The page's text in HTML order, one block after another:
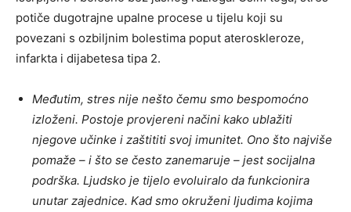
potiče dugotrajne upalne procese u tijelu koji su
povezani s ozbiljnim bolestima poput ateroskleroze,
infarkta i dijabetesa tipa 2.
Međutim, stres nije nešto čemu smo bespomoćno
izloženi. Postoje provjereni načini kako ublažiti
njegove učinke i zaštititi svoj imunitet. Ono što najviše
pomaže – i što se često zanemaruje – jest socijalna
podrška. Ljudsko je tijelo evoluiralo da funkcionira
unutar zajednice. Kad smo okruženi ljudima kojima